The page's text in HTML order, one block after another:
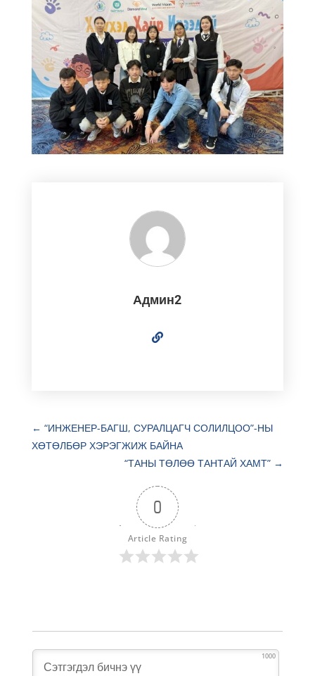
Админ2
← “ИНЖЕНЕР-БАГШ, СУРАЛЦАГЧ СОЛИЛЦОО”-НЫ
ХӨТӨЛБӨР ХЭРЭГЖИЖ БАЙНА
“ТАНЫ ТӨЛӨӨ ТАНТАЙ ХАМТ” →
0
Article Rating
1000